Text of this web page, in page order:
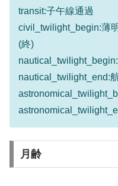
transit:子午線通過
civil_twilight_begin:薄
(終)
nautical_twilight_end:
月齢